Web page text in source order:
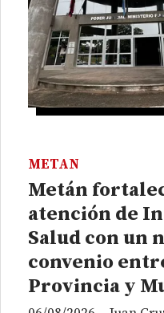
Metán
atención de
Salud con un
convenio
Provincia y
METAN